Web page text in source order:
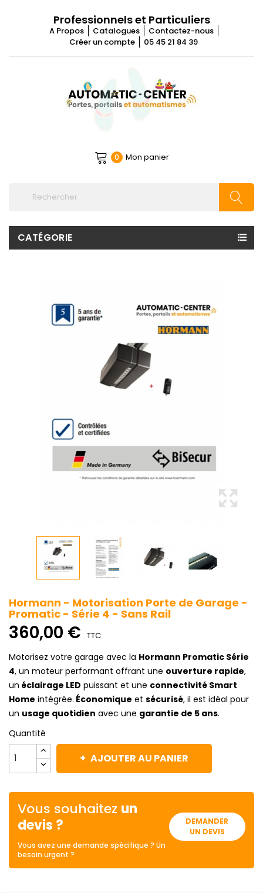
Professionnels et Particuliers
A Propos Catalogues
Contactez-nous
Créer un compte
05 45 21 84 39
0 Mon panier
CATÉGORIE
Hormann - Motorisation Porte de Garage -
Promatic - Série 4 - Sans Rail
360,00 € TTC
Motorisez votre garage avec la Hormann Promatic Série
4, un moteur performant offrant une ouverture rapide,
un éclairage LED puissant et une connectivité Smart
Home intégrée. Économique et sécurisé, il est idéal pour
un usage quotidien avec une garantie de 5 ans.
Quantité
AJOUTER AU PANIER
Vous souhaitez un
devis ?
Vous avez une demande spécifique ? Un
besoin urgent ?
DEMANDER
UN DEVIS